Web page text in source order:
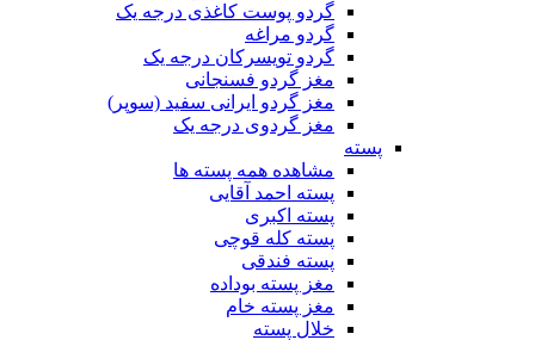
گردو پوست کاغذی درجه یک
گردو مراغه
گردو تویسرکان درجه یک
مغز گردو فسنجانی
مغز گردو ایرانی سفید (سوپر)
مغز گردوی درجه یک
پسته
مشاهده همه پسته ها
پسته احمد آقایی
پسته اکبری
پسته کله قوچی
پسته فندقی
مغز پسته بوداده
مغز پسته خام
خلال پسته